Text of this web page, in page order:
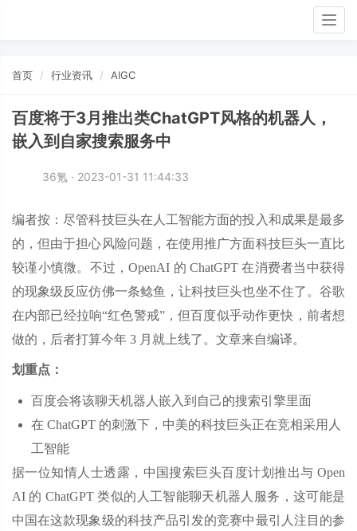
首页 行业资讯 AIGC
百度将于3月推出类ChatGPT风格的机器人，
嵌入到自家搜索服务中
36氪 · 2023-01-31 11:44:33
编者按：尽管科技巨头在人工智能方面的投入和成果是最多
的，但由于担心风险问题，在使用推广方面科技巨头一直比
较谨小慎微。不过，OpenAI 的 ChatGPT 在消费者当中获得
的现象级反应仿佛一条鲶鱼，让科技巨头也坐不住了。谷歌
在内部已经拉响“红色警戒”，但百度似乎动作更快，前者想
做的，后者打算今年 3 月就上线了。文章来自编译。
划重点：
百度会将该聊天机器人嵌入到自己的搜索引擎里面
在 ChatGPT 的刺激下，中美的科技巨头正在竞相采用人
工智能
据一位知情人士透露，中国搜索巨头百度计划推出与 Open
AI 的 ChatGPT 类似的人工智能聊天机器人服务，这可能是
中国在这款现象级的科技产品引发的竞赛中最引人注目的参